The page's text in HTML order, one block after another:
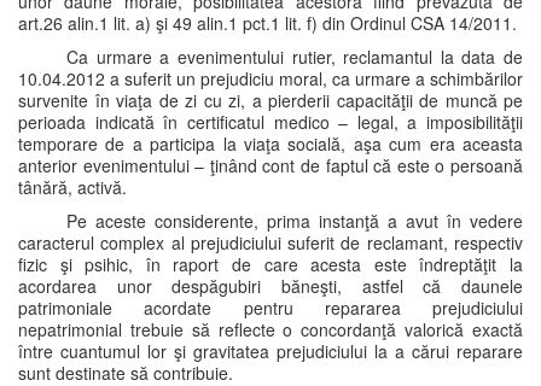
art.26 alin.1 lit. a) şi 49 alin.1 pct.1 lit. f) din Ordinul CSA 14/2011.
Ca urmare a evenimentului rutier, reclamantul la data de
10.04.2012 a suferit un prejudiciu moral, ca urmare a schimbărilor
survenite în viaţa de zi cu zi, a pierderii capacităţii de muncă pe
perioada indicată în certificatul medico – legal, a imposibilităţii
temporare de a participa la viaţa socială, aşa cum era aceasta
anterior evenimentului – ţinând cont de faptul că este o persoană
tânără, activă.
Pe aceste considerente, prima instanţă a avut în vedere
caracterul complex al prejudiciului suferit de reclamant, respectiv
fizic şi psihic, în raport de care acesta este îndreptăţit la
acordarea unor despăgubiri băneşti, astfel că daunele
patrimoniale acordate pentru repararea prejudiciului
nepatrimonial trebuie să reflecte o concordanţă valorică exactă
între cuantumul lor şi gravitatea prejudiciului la a cărui reparare
sunt destinate să contribuie.